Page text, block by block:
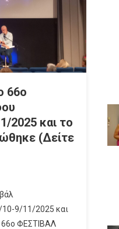
66ο
2025 και το
(Δείτε
10-9/11/2025 και
ΦΕΣΤΙΒΑΛ